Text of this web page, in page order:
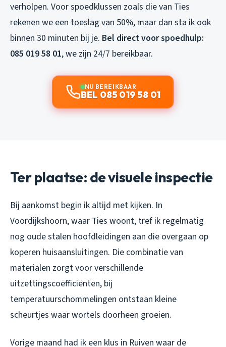
verholpen. Voor spoedklussen zoals die van Ties
rekenen we een toeslag van 50%, maar dan sta ik ook
binnen 30 minuten bij je. Bel direct voor spoedhulp:
085 019 58 01, we zijn 24/7 bereikbaar.
NU BEREIKBAAR
BEL 085 019 58 01
Ter plaatse: de visuele inspectie
Bij aankomst begin ik altijd met kijken. In
Voordijkshoorn, waar Ties woont, tref ik regelmatig
nog oude stalen hoofdleidingen aan die overgaan op
koperen huisaansluitingen. Die combinatie van
materialen zorgt voor verschillende
uitzettingscoëfficiënten, bij
temperatuurschommelingen ontstaan kleine
scheurtjes waar wortels doorheen groeien.
Vorige maand had ik een klus in Ruiven waar de